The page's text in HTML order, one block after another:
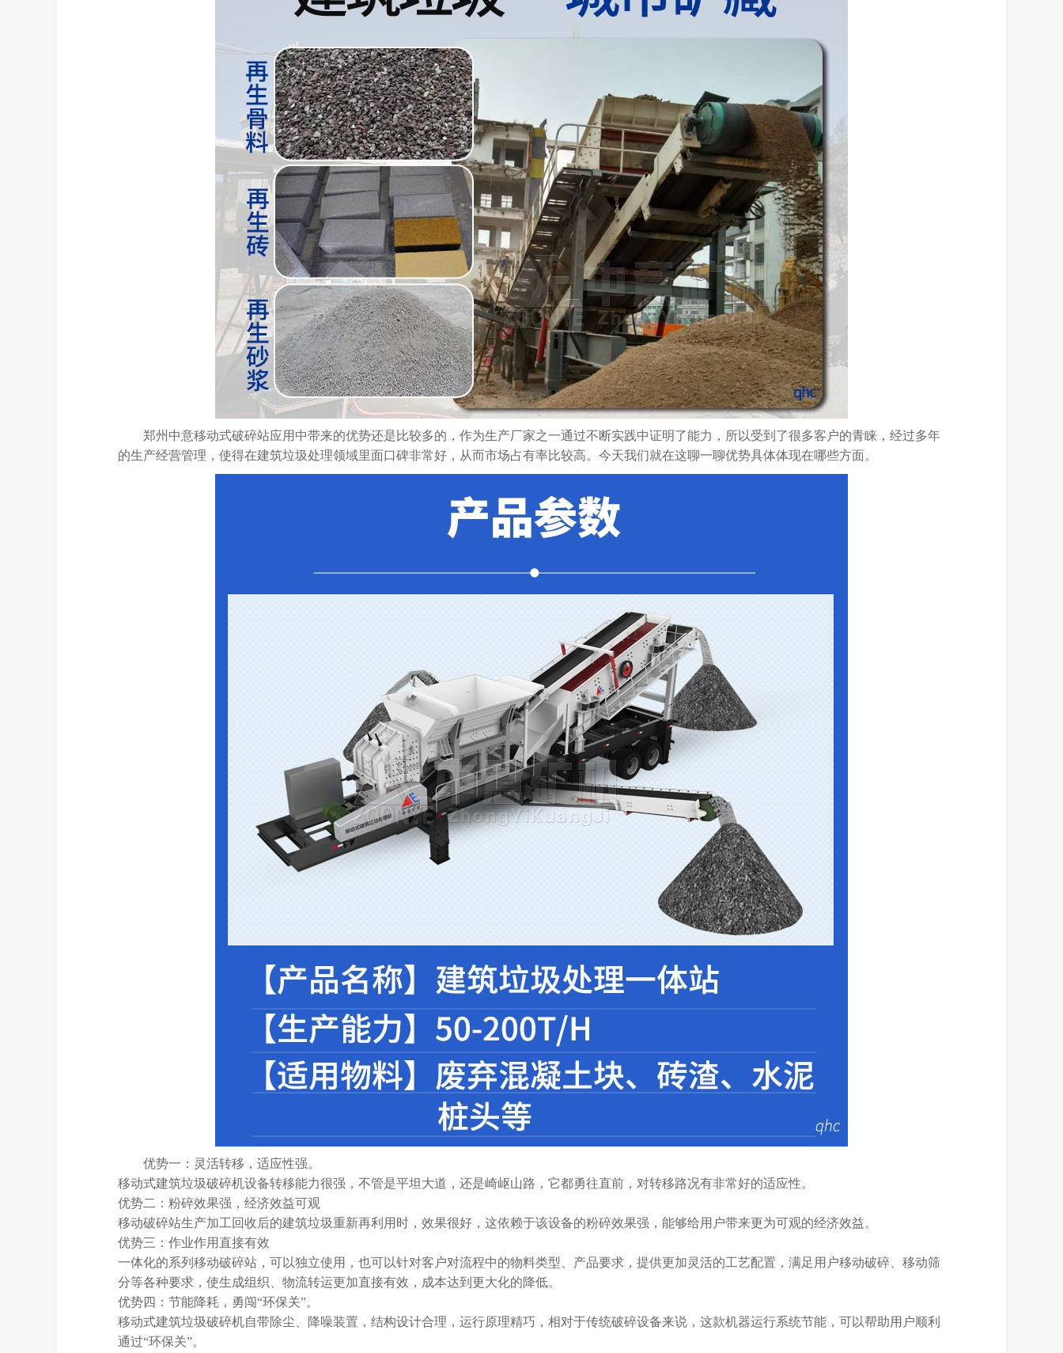
郑州中意移动式破碎站应用中带来的优势还是比较多的，作为生产厂家之一通过不断实践中证明了能力，所以受到了很多客户的青睐，经过多年
的生产经营管理，使得在建筑垃圾处理领域里面口碑非常好，从而市场占有率比较高。今天我们就在这聊一聊优势具体体现在哪些方面。
优势一：灵活转移，适应性强。
移动式建筑垃圾破碎机设备转移能力很强，不管是平坦大道，还是崎岖山路，它都勇往直前，对转移路况有非常好的适应性。
优势二：粉碎效果强，经济效益可观
移动破碎站生产加工回收后的建筑垃圾重新再利用时，效果很好，这依赖于该设备的粉碎效果强，能够给用户带来更为可观的经济效益。
优势三：作业作用直接有效
一体化的系列移动破碎站，可以独立使用，也可以针对客户对流程中的物料类型、产品要求，提供更加灵活的工艺配置，满足用户移动破碎、移动筛
分等各种要求，使生成组织、物流转运更加直接有效，成本达到更大化的降低。
优势四：节能降耗，勇闯“环保关”。
移动式建筑垃圾破碎机自带除尘、降噪装置，结构设计合理，运行原理精巧，相对于传统破碎设备来说，这款机器运行系统节能，可以帮助用户顺利
通过“环保关”。